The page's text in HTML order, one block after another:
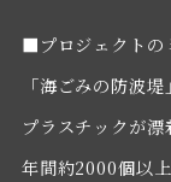
■プロジェクトの
「海ごみの防波
プラスチックが
年間約2000個以